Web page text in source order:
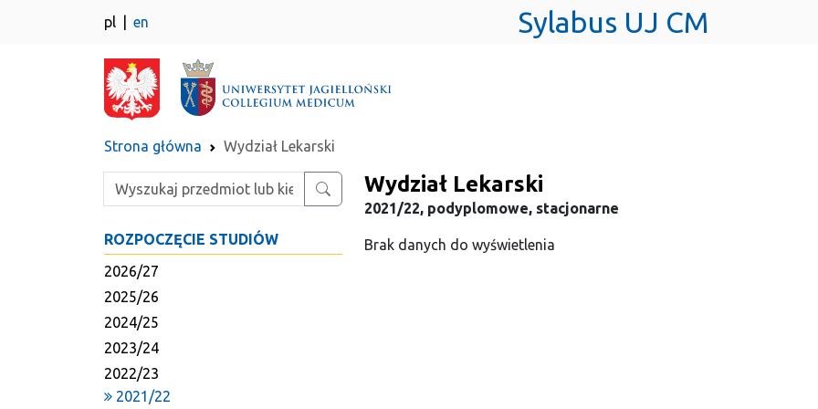
pl en Sylabus UJ CM
Strona główna Wydział Lekarski
Wpisz szukaną frazę
ROZPOCZĘCIE STUDIÓW
2026/27
2025/26
2024/25
2023/24
2022/23
2021/22
Wydział Lekarski
2021/22, podyplomowe, stacjonarne
Brak danych do wyświetlenia